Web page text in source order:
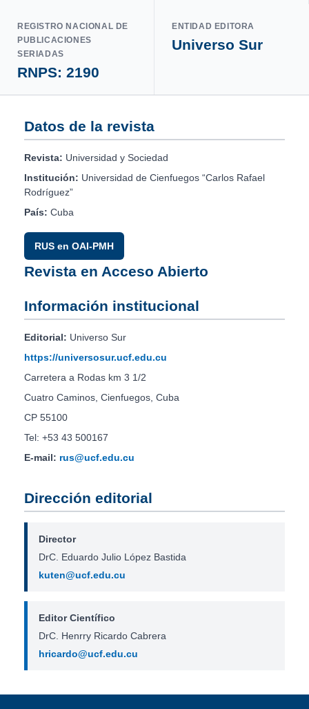
REGISTRO NACIONAL DE
PUBLICACIONES
SERIADAS
RNPS: 2190
ENTIDAD EDITORA
Universo Sur
Datos de la revista
Revista: Universidad y Sociedad
Institución: Universidad de Cienfuegos “Carlos Rafael
Rodríguez”
País: Cuba
RUS en OAI-PMH
Revista en Acceso Abierto
Información institucional
Editorial: Universo Sur
https://universosur.ucf.edu.cu
Carretera a Rodas km 3 1/2
Cuatro Caminos, Cienfuegos, Cuba
CP 55100
Tel: +53 43 500167
E-mail: rus@ucf.edu.cu
Dirección editorial
Director
DrC. Eduardo Julio López Bastida
kuten@ucf.edu.cu
Editor Científico
DrC. Henrry Ricardo Cabrera
hricardo@ucf.edu.cu